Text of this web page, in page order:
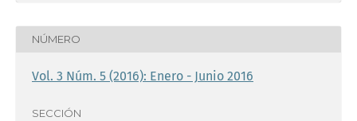
NÚMERO
Vol. 3 Núm. 5 (2016): Enero - Junio 2016
SECCIÓN